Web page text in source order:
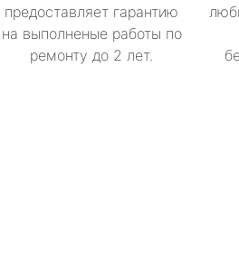
предоставляет гарантию
на выполненые работы по
ремонту до 2 лет.